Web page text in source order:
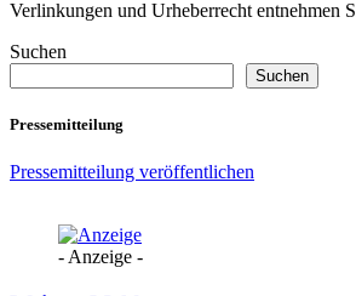
Verlinkungen und Urheberrecht entnehmen
Suchen
Suchen
Pressemitteilung
Pressemitteilung veröffentlichen
- Anzeige -